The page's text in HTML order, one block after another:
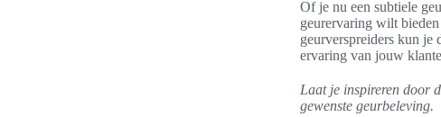
Of je nu een subtiele
geurervaring wilt
geurverspreiders kun je
ervaring van jouw
Laat je inspireren door
gewenste geurbeleving.